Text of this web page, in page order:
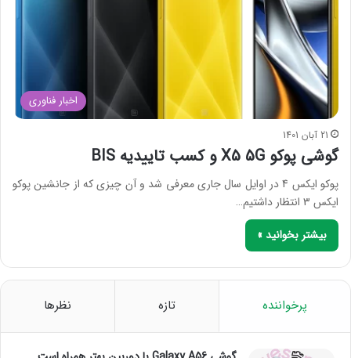
اخبار فناوری
21 آبان 1401
گوشی پوکو X5 5G و کسب تاییدیه BIS
پوکو ایکس 4 در اوایل سال جاری معرفی شد و آن چیزی که از جانشین پوکو
ایکس 3 انتظار داشتیم…
بیشتر بخوانید »
پرخواننده تازه نظرها